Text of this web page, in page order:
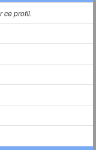
ce profil.